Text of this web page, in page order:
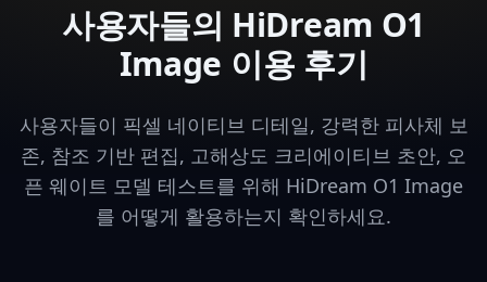
사용자들의 HiDream O1
Image 이용 후기
사용자들이 픽셀 네이티브 디테일, 강력한 피사체 보
존, 참조 기반 편집, 고해상도 크리에이티브 초안, 오
픈 웨이트 모델 테스트를 위해 HiDream O1 Image
를 어떻게 활용하는지 확인하세요.